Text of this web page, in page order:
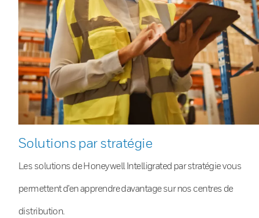
Solutions par stratégie
Les solutions de Honeywell Intelligrated par stratégie vous
permettent d’en apprendre davantage sur nos centres de
distribution.